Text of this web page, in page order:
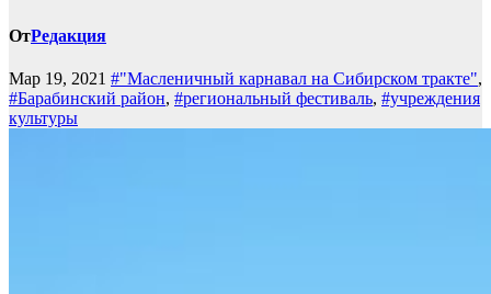
ОтРедакция
Мар 19, 2021 #"Масленичный карнавал на Сибирском тракте",
#Барабинский район, #региональный фестиваль, #учреждения
культуры